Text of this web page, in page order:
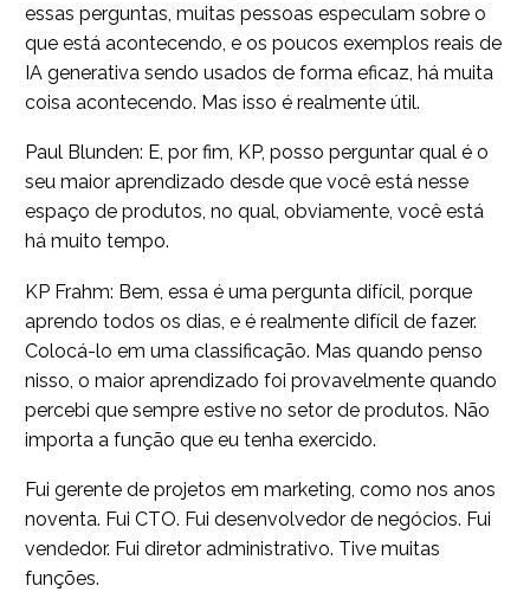
essas perguntas, muitas pessoas especulam sobre o
que está acontecendo, e os poucos exemplos reais de
IA generativa sendo usados de forma eficaz, há muita
coisa acontecendo. Mas isso é realmente útil.
Paul Blunden: E, por fim, KP, posso perguntar qual é o
seu maior aprendizado desde que você está nesse
espaço de produtos, no qual, obviamente, você está
há muito tempo.
KP Frahm: Bem, essa é uma pergunta difícil, porque
aprendo todos os dias, e é realmente difícil de fazer.
Colocá-lo em uma classificação. Mas quando penso
nisso, o maior aprendizado foi provavelmente quando
percebi que sempre estive no setor de produtos. Não
importa a função que eu tenha exercido.
Fui gerente de projetos em marketing, como nos anos
noventa. Fui CTO. Fui desenvolvedor de negócios. Fui
vendedor. Fui diretor administrativo. Tive muitas
funções.